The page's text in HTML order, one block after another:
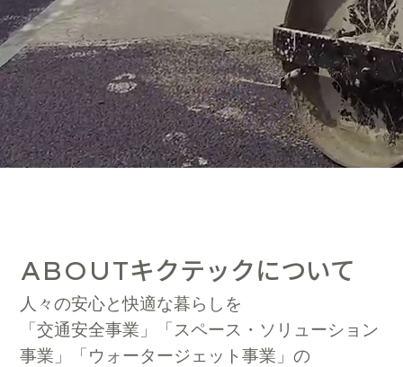
ABOUTキクテックについて
人々の安心と快適な暮らしを
「交通安全事業」「スペース・ソリューション
事業」「ウォータージェット事業」の